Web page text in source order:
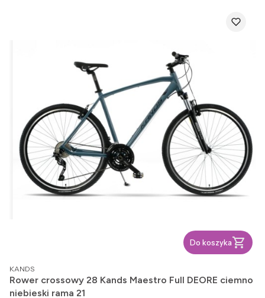
Do koszyka
PRODUCENT
KANDS
Rower crossowy 28 Kands Maestro Full DEORE ciemno
niebieski rama 21